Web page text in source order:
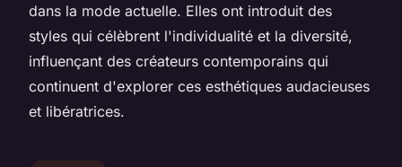
dans la mode actuelle. Elles ont introduit des
styles qui célèbrent l'individualité et la diversité,
influençant des créateurs contemporains qui
continuent d'explorer ces esthétiques audacieuses
et libératrices.